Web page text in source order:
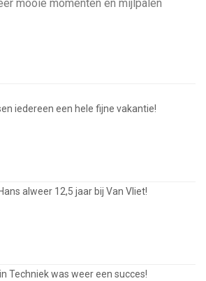
mooie momenten en mijlpalen
iedereen een hele fijne vakantie!
alweer 12,5 jaar bij Van Vliet!
Techniek was weer een succes!